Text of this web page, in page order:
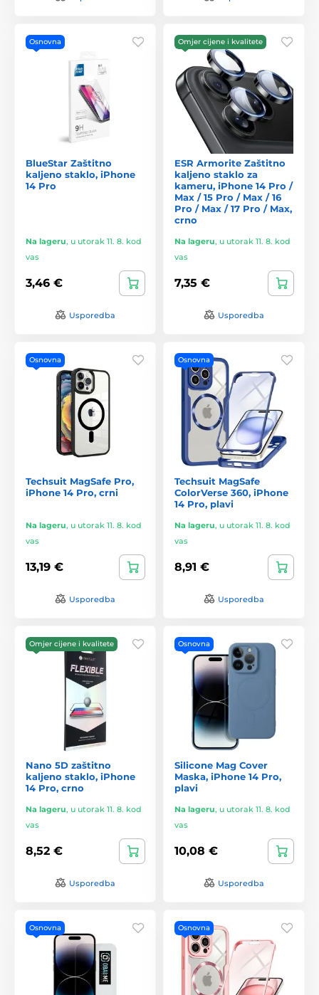
Osnovna
BlueStar Zaštitno
kaljeno staklo, iPhone
14 Pro
Na lageru, u utorak 11. 8. kod
vas
3,46 €
Usporedba
Omjer cijene i kvalitete
ESR Armorite Zaštitno
kaljeno staklo za
kameru, iPhone 14 Pro /
Max / 15 Pro / Max / 16
Pro / Max / 17 Pro / Max,
crno
Na lageru, u utorak 11. 8. kod
vas
7,35 €
Usporedba
Osnovna
Techsuit MagSafe Pro,
iPhone 14 Pro, crni
Na lageru, u utorak 11. 8. kod
vas
13,19 €
Usporedba
Osnovna
Techsuit MagSafe
ColorVerse 360, iPhone
14 Pro, plavi
Na lageru, u utorak 11. 8. kod
vas
8,91 €
Usporedba
Omjer cijene i kvalitete
Nano 5D zaštitno
kaljeno staklo, iPhone
14 Pro, crno
Na lageru, u utorak 11. 8. kod
vas
8,52 €
Usporedba
Osnovna
Silicone Mag Cover
Maska, iPhone 14 Pro,
plavi
Na lageru, u utorak 11. 8. kod
vas
10,08 €
Usporedba
Osnovna Osnovna